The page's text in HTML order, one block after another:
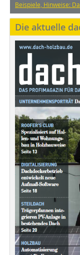
Beispiele, Hinweise:
Die aktuelle